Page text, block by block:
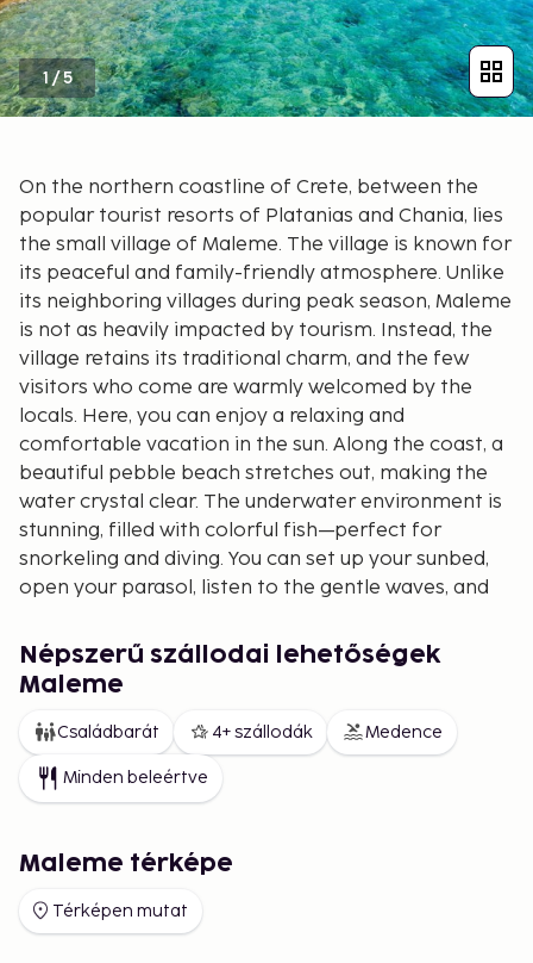
1/5
On the northern coastline of Crete, between the
popular tourist resorts of Platanias and Chania, lies
the small village of Maleme. The village is known for
its peaceful and family-friendly atmosphere. Unlike
its neighboring villages during peak season, Maleme
is not as heavily impacted by tourism. Instead, the
village retains its traditional charm, and the few
visitors who come are warmly welcomed by the
locals. Here, you can enjoy a relaxing and
comfortable vacation in the sun. Along the coast, a
beautiful pebble beach stretches out, making the
water crystal clear. The underwater environment is
stunning, filled with colorful fish—perfect for
snorkeling and diving. You can set up your sunbed,
open your parasol, listen to the gentle waves, and
velvety sand beach, Elafonissi and Falassarna
beaches are nearby.
restaurants, and shops. Should you wish for a wider
array of experiences, larger towns are close by.
Platanias is about 6 km to the west, while Chania,
the east. These towns offer lively centers filled with
boutiques. There's a vibrant nightlife with clubs,
bars, and pubs. You can easily reach these towns by
Népszerű szállodai lehetőségek
Maleme
Családbarát 4+ szállodák Medence
Minden beleértve
Maleme térképe
Térképen mutat